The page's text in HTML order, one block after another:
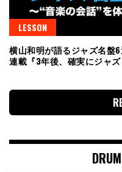
LESSON
横山和明が語るジャズ名盤
連載『3年後、確実にジャ